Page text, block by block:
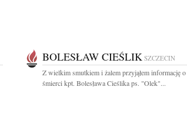
BOLESŁAW CIEŚLIK SZCZECIN
Z wielkim smutkiem i żalem przyjąłem informację o
śmierci kpt. Bolesława Cieślika ps. "Olek"...